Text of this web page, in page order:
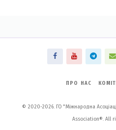
ПРО НАС
© 2020-2026. ГО "Міжнародна
Association®. All